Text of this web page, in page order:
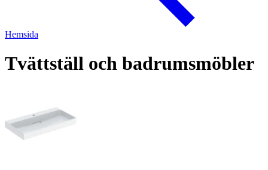
Hemsida
Tvättställ och badrumsmöbler